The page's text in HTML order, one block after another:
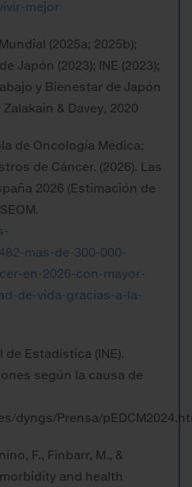
mejor
(2025a; 2025b);
Japón (2023); INE (2023);
y Bienestar de Japón
Zalakain & Davey, 2020
de Oncología Médica;
de Cáncer. (2026). Las
2026 (Estimación de
mas-de-300-000-
en-2026-con-mayor-
de-vida-gracias-a-la-
Estadística (INE).
según la causa de
dyngs/Prensa/
F., Finbarr, M., &
and health